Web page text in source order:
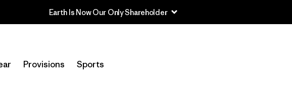
Earth Is Now Our Only Shareholder
Provisions Sports